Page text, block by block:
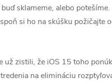
buď sklameme, alebo
si ho na skúšku požičajte
už zistili, že iOS 15 toho
na elimináciu